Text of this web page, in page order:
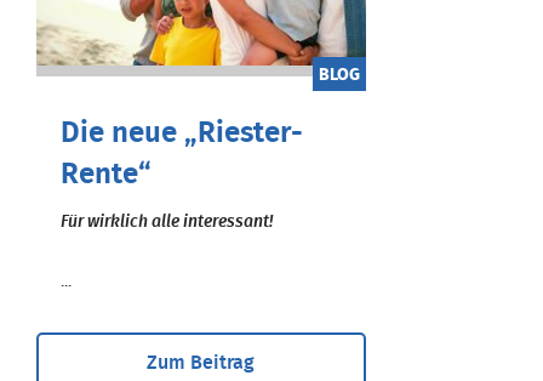
BLOG
Die neue „Riester-
Rente“
Für wirklich alle interessant!
...
Zum Beitrag